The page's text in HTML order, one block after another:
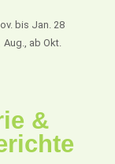
bis Jan. 28
ab Okt.
&